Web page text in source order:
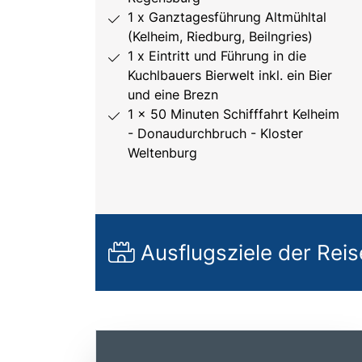
1 x Ganztagesführung Altmühltal
(Kelheim, Riedburg, Beilngries)
1 x Eintritt und Führung in die
Kuchlbauers Bierwelt inkl. ein Bier
und eine Brezn
1 x 50 Minuten Schifffahrt Kelheim
- Donaudurchbruch - Kloster
Weltenburg
Ausflugsziele der